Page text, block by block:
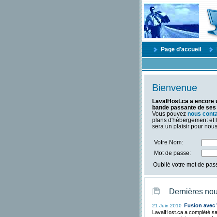
Page d'accueil
Bienvenue
LavalHost.ca a encore
bande passante de
Vous pouvez nous
plans d'hébergement et
sera un plaisir pour
Votre Nom:
Mot de passe:
Oublié votre mot de
Dernières
21 Juin 2010 Fusion avec
LavalHost.ca a complété